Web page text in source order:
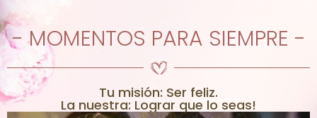
- MOMENTOS PARA SIEMPRE -
Tu misión: Ser feliz.
La nuestra: Lograr que lo seas!